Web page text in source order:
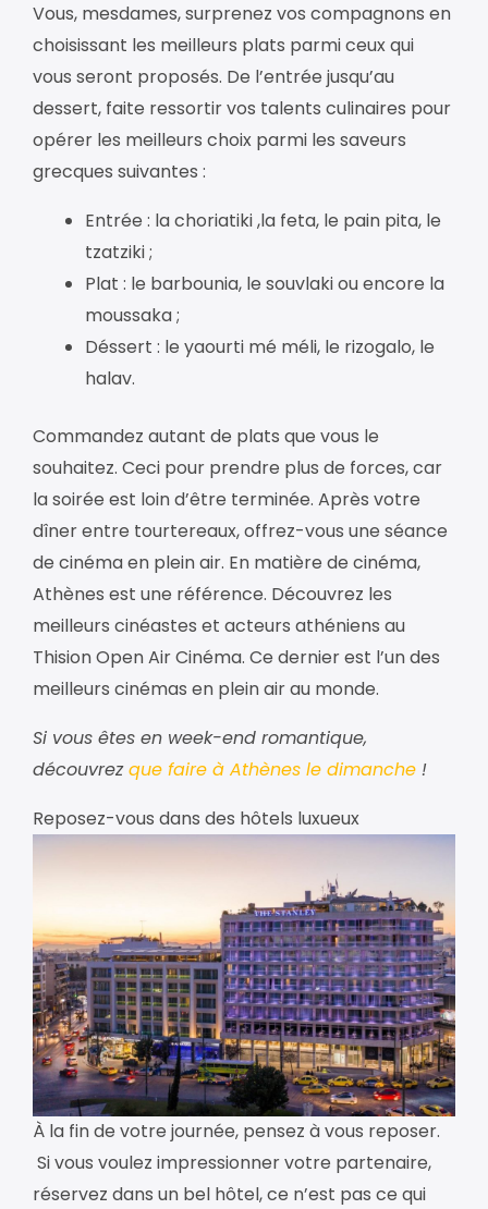
Vous, mesdames, surprenez vos compagnons en
choisissant les meilleurs plats parmi ceux qui
vous seront proposés. De l’entrée jusqu’au
dessert, faite ressortir vos talents culinaires pour
opérer les meilleurs choix parmi les saveurs
grecques suivantes :
Entrée : la choriatiki ,la feta, le pain pita, le
tzatziki ;
Plat : le barbounia, le souvlaki ou encore la
moussaka ;
Déssert : le yaourti mé méli, le rizogalo, le
halav.
Commandez autant de plats que vous le
souhaitez. Ceci pour prendre plus de forces, car
la soirée est loin d’être terminée. Après votre
dîner entre tourtereaux, offrez-vous une séance
de cinéma en plein air. En matière de cinéma,
Athènes est une référence. Découvrez les
meilleurs cinéastes et acteurs athéniens au
Thision Open Air Cinéma. Ce dernier est l’un des
meilleurs cinémas en plein air au monde.
Si vous êtes en week-end romantique,
découvrezque faire à Athènes le dimanche !
Reposez-vous dans des hôtels luxueux
À la fin de votre journée, pensez à vous reposer.
Si vous voulez impressionner votre partenaire,
réservez dans un bel hôtel, ce n’est pas ce qui